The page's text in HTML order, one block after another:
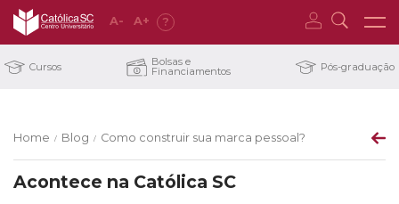
A- A+ ?
Cursos Bolsas e
Financiamentos Pós-graduação
Home / Blog / Como construir sua marca pessoal?
Acontece na Católica SC